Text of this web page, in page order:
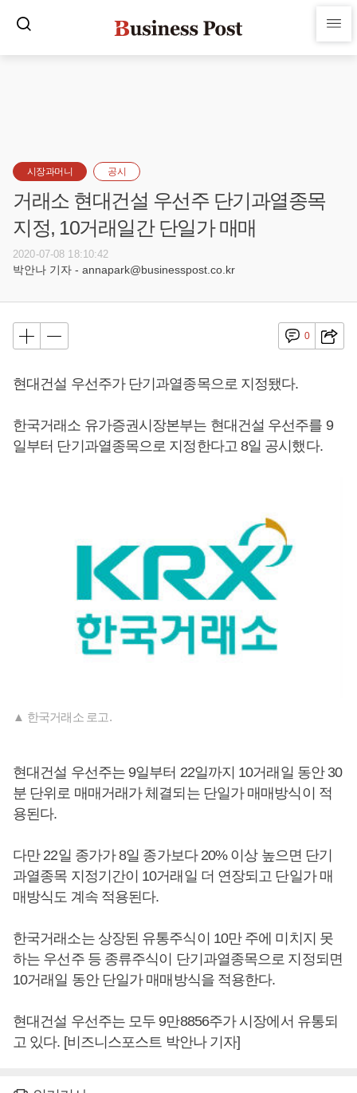
시장과머니 공시
거래소 현대건설 우선주 단기과열종목
지정, 10거래일간 단일가 매매
2020-07-08 18:10:42
박안나 기자 - annapark@businesspost.co.kr
0
현대건설 우선주가 단기과열종목으로 지정됐다.
한국거래소 유가증권시장본부는 현대건설 우선주를 9
일부터 단기과열종목으로 지정한다고 8일 공시했다.
▲ 한국거래소 로고.
현대건설 우선주는 9일부터 22일까지 10거래일 동안 30
분 단위로 매매거래가 체결되는 단일가 매매방식이 적
용된다.
다만 22일 종가가 8일 종가보다 20% 이상 높으면 단기
과열종목 지정기간이 10거래일 더 연장되고 단일가 매
매방식도 계속 적용된다.
한국거래소는 상장된 유통주식이 10만 주에 미치지 못
하는 우선주 등 종류주식이 단기과열종목으로 지정되면
10거래일 동안 단일가 매매방식을 적용한다.
현대건설 우선주는 모두 9만8856주가 시장에서 유통되
고 있다. [비즈니스포스트 박안나 기자]